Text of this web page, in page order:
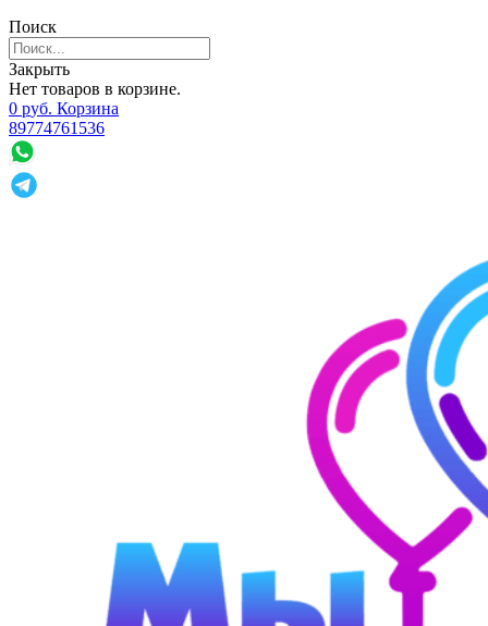
Поиск
Закрыть
Нет товаров в корзине.
0 руб. Корзина
89774761536